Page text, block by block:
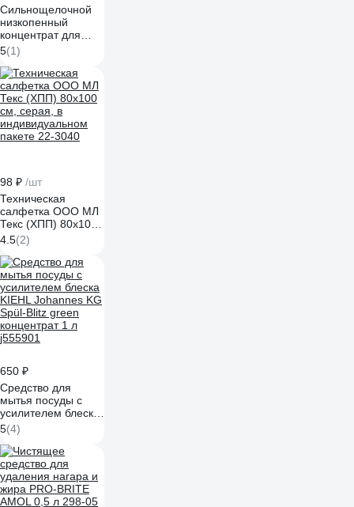
Сильнощелочной
низкопенный
концентрат для
очистки алюминия
и его сплавов PRO-
BRITE SL-177 5 л
177-5
5(1)
98 ₽ /шт
Техническая
салфетка ООО МЛ
Текс (ХПП) 80x100
см, серая, в
индивидуальном
пакете 22-3040
4.5(2)
650 ₽
Средство для
мытья посуды с
усилителем блеска
KIEHL Johannes KG
Spül-Blitz green
концентрат 1 л
j555901
5(4)